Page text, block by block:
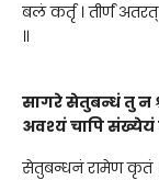
बलं कर्तृ । तीर्णं
॥
सागरे सेतुबन्धं तु न
अवश्यं चापि
सेतुबन्धनं रामेण कृतं